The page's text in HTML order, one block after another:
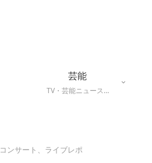
芸能
TV・芸能ニュース…
コンサート、ライブレポ